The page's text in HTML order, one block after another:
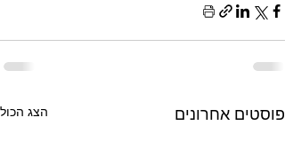
פוסטים אחרונים הצג הכול